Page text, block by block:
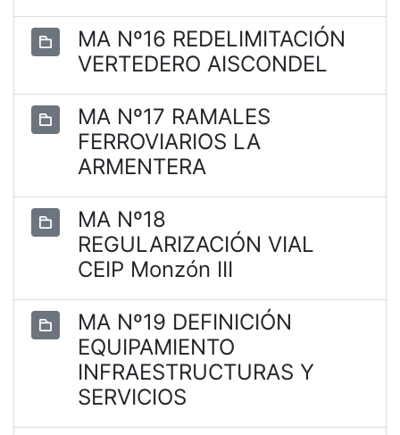
MA Nº16 REDELIMITACIÓN
VERTEDERO AISCONDEL
MA Nº17 RAMALES
FERROVIARIOS LA
ARMENTERA
MA Nº18
REGULARIZACIÓN VIAL
CEIP Monzón III
MA Nº19 DEFINICIÓN
EQUIPAMIENTO
INFRAESTRUCTURAS Y
SERVICIOS